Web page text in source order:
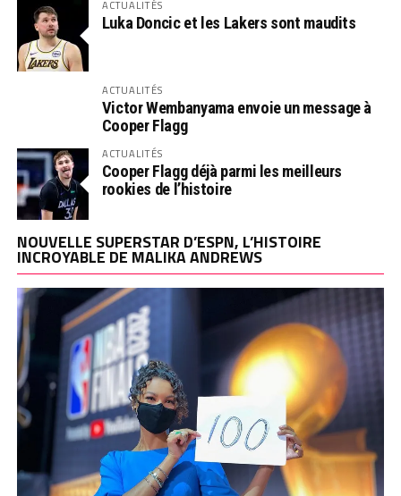
ACTUALITÉS
Luka Doncic et les Lakers sont maudits
ACTUALITÉS
Victor Wembanyama envoie un message à
Cooper Flagg
ACTUALITÉS
Cooper Flagg déjà parmi les meilleurs
rookies de l’histoire
NOUVELLE SUPERSTAR D’ESPN, L’HISTOIRE
INCROYABLE DE MALIKA ANDREWS